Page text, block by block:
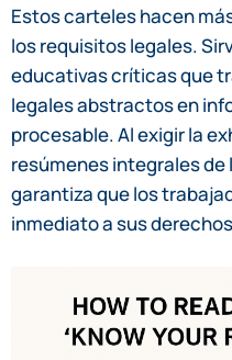
Estos carteles hacen
los requisitos legales.
educativas críticas que
legales abstractos en
procesable. Al exigir la
resúmenes integrales de
garantiza que los
inmediato a sus